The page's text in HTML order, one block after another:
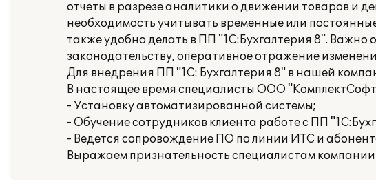
отчеты в разрезе аналитики о движении товаров и
необходимость учитывать временные или
также удобно делать в ПП "1С:Бухгалтерия 8". Важно
законодательству, оперативное отражение
Для внедрения ПП "1С: Бухгалтерия 8" в нашей
В настоящее время специалисты ООО
- Установку автоматизированной системы;
- Обучение сотрудников клиента работе с ПП
- Ведется сопровождение ПО по линии ИТС и
Выражаем признательность специалистам